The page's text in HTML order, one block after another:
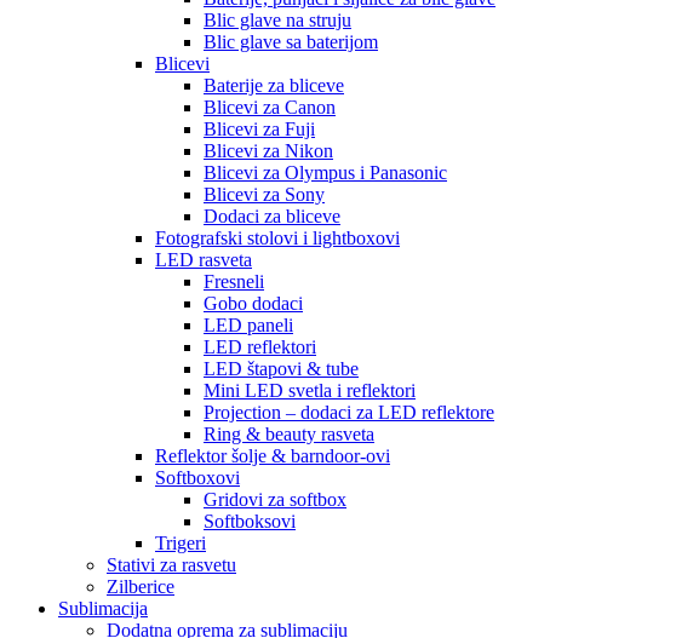
Blic glave na struju
Blic glave sa baterijom
Blicevi
Baterije za bliceve
Blicevi za Canon
Blicevi za Fuji
Blicevi za Nikon
Blicevi za Olympus i Panasonic
Blicevi za Sony
Dodaci za bliceve
Fotografski stolovi i lightboxovi
LED rasveta
Fresneli
Gobo dodaci
LED paneli
LED reflektori
LED štapovi & tube
Mini LED svetla i reflektori
Projection – dodaci za LED reflektore
Ring & beauty rasveta
Reflektor šolje & barndoor-ovi
Softboxovi
Gridovi za softbox
Softboksovi
Trigeri
Stativi za rasvetu
Zilberice
Sublimacija
Dodatna oprema za sublimaciju